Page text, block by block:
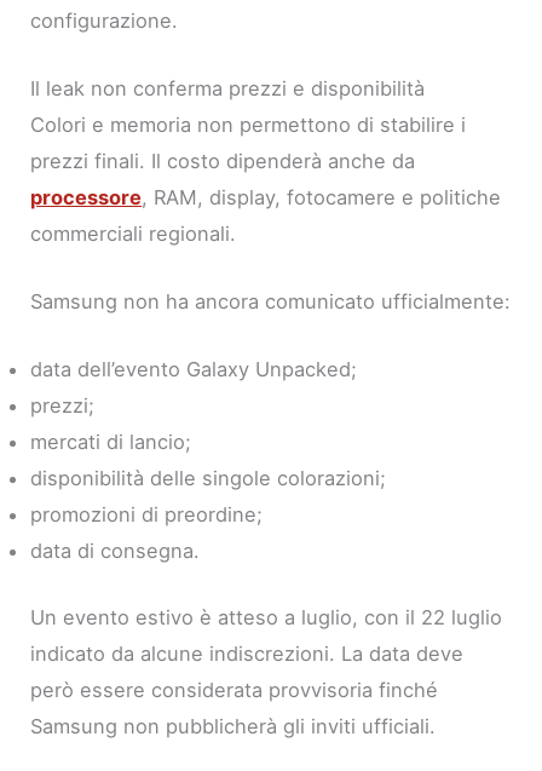
configurazione.
Il leak non conferma prezzi e disponibilità
Colori e memoria non permettono di stabilire i
prezzi finali. Il costo dipenderà anche da
processore, RAM, display, fotocamere e politiche
commerciali regionali.
Samsung non ha ancora comunicato ufficialmente:
data dell’evento Galaxy Unpacked;
prezzi;
mercati di lancio;
disponibilità delle singole colorazioni;
promozioni di preordine;
data di consegna.
Un evento estivo è atteso a luglio, con il 22 luglio
indicato da alcune indiscrezioni. La data deve
però essere considerata provvisoria finché
Samsung non pubblicherà gli inviti ufficiali.